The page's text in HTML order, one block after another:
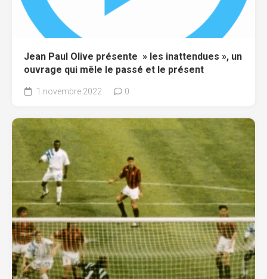
Jean Paul Olive présente » les inattendues », un
ouvrage qui mêle le passé et le présent
1 novembre 2022 0